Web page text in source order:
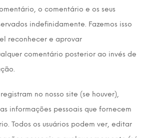
o comentário e os seus
indefinidamente. Fazemos isso
reconhecer e aprovar
comentário posterior ao invés de
no nosso site (se houver),
informações pessoais que fornecem
Todos os usuários podem ver, editar